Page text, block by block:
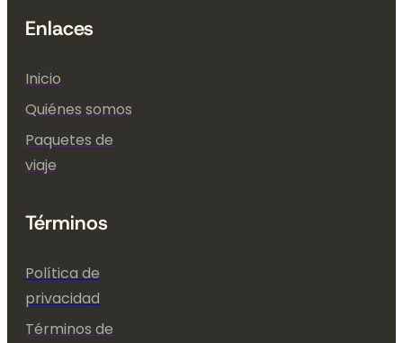
Enlaces
Inicio
Quiénes somos
Paquetes de
viaje
Términos
Política de
privacidad
Términos de